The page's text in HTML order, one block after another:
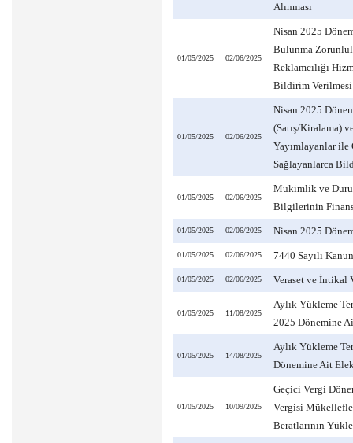
Alınması
01/05/2025 02/06/2025
Nisan 2025
Bulunma
Reklamcılığı
Bildirim Verilmesi
01/05/2025 02/06/2025
Nisan 2025
(Satış/Kiralama)
Yayımlayanlar
Sağlayanlarca
01/05/2025 02/06/2025
Mukimlik ve
Bilgilerinin
01/05/2025 02/06/2025 Nisan 2025
01/05/2025 02/06/2025 7440 Sayılı
01/05/2025 02/06/2025 Veraset ve İntikal
01/05/2025 11/08/2025
Aylık Yükleme
2025 Dönemine
01/05/2025 14/08/2025
Aylık Yükleme
Dönemine Ait
01/05/2025 10/09/2025
Geçici Vergi
Vergisi
Beratlarının